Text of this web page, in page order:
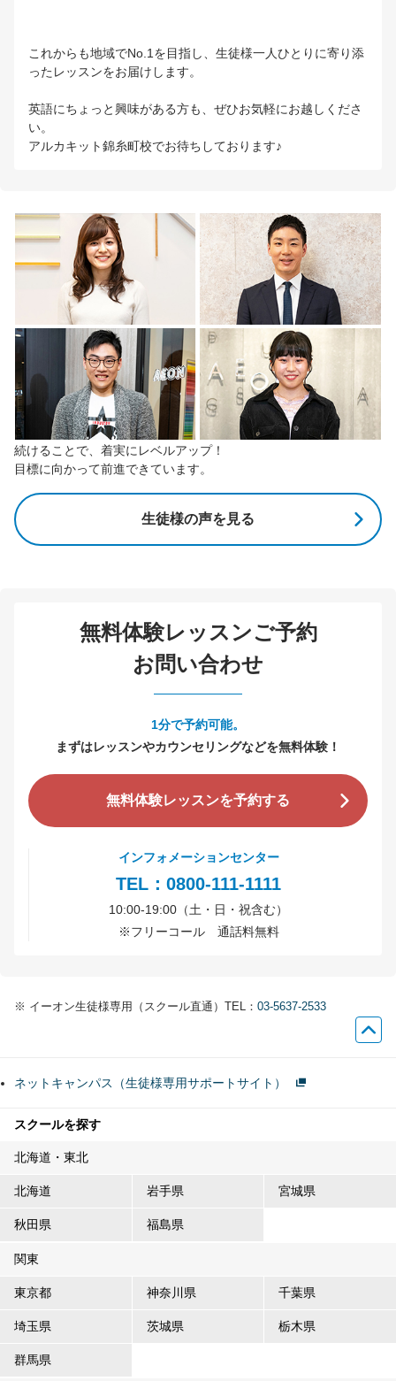
これからも地域でNo.1を目指し、生徒様一人ひとりに寄り添
ったレッスンをお届けします。
英語にちょっと興味がある方も、ぜひお気軽にお越しくださ
い。
アルカキット錦糸町校でお待ちしております♪
続けることで、着実にレベルアップ！
目標に向かって前進できています。
生徒様の声を見る
無料体験レッスンご予約
お問い合わせ
1分で予約可能。
まずはレッスンやカウンセリングなどを無料体験！
無料体験レッスンを予約する
インフォメーションセンター
TEL：0800-111-1111
10:00-19:00（土・日・祝含む）
※フリーコール 通話料無料
※ イーオン生徒様専用（スクール直通）TEL： 03-5637-2533
ネットキャンパス（生徒様専用サポートサイト）
スクールを探す
北海道・東北
北海道 岩手県 宮城県
秋田県 福島県
関東
東京都 神奈川県 千葉県
埼玉県 茨城県 栃木県
群馬県